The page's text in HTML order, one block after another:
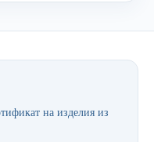
на изделия из